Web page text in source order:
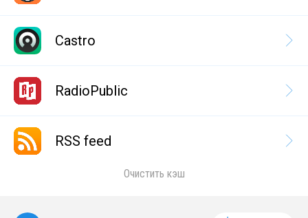
Castro
RadioPublic
RSS feed
Очистить кэш